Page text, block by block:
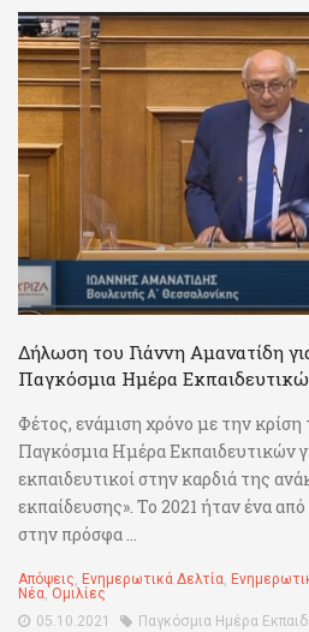
Δήλωση του Γιάννη Αμανατίδη
Παγκόσμια Ημέρα
Φέτος, ενάμιση χρόνο με την κρίση
Παγκόσμια Ημέρα Εκπαιδευτικών
εκπαιδευτικοί στην καρδιά της
εκπαίδευσης». Το 2021 ήταν ένα
στην πρόσφα ...
Απόψεις, Ενημερωτικά Δελτία,
Νέα, Ομιλίες
05.10.2021
Παγκόσμια Ημέρα